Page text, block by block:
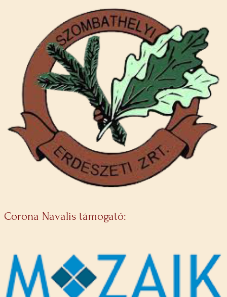
Corona Navalis támogató: